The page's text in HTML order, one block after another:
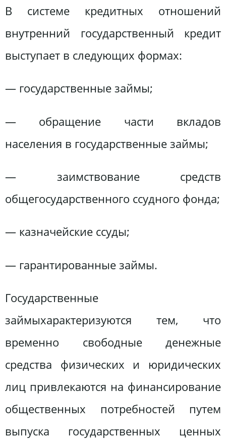
В системе кредитных отношений
внутренний государственный кредит
выступает в следующих формах:
— государственные займы;
— обращение части вкладов
населения в государственные займы;
— заимствование средств
общегосударственного ссудного фонда;
— казначейские ссуды;
— гарантированные займы.
Государственные
займыхарактеризуются тем, что
временно свободные денежные
средства физических и юридических
лиц привлекаются на финансирование
общественных потребностей путем
выпуска государственных ценных